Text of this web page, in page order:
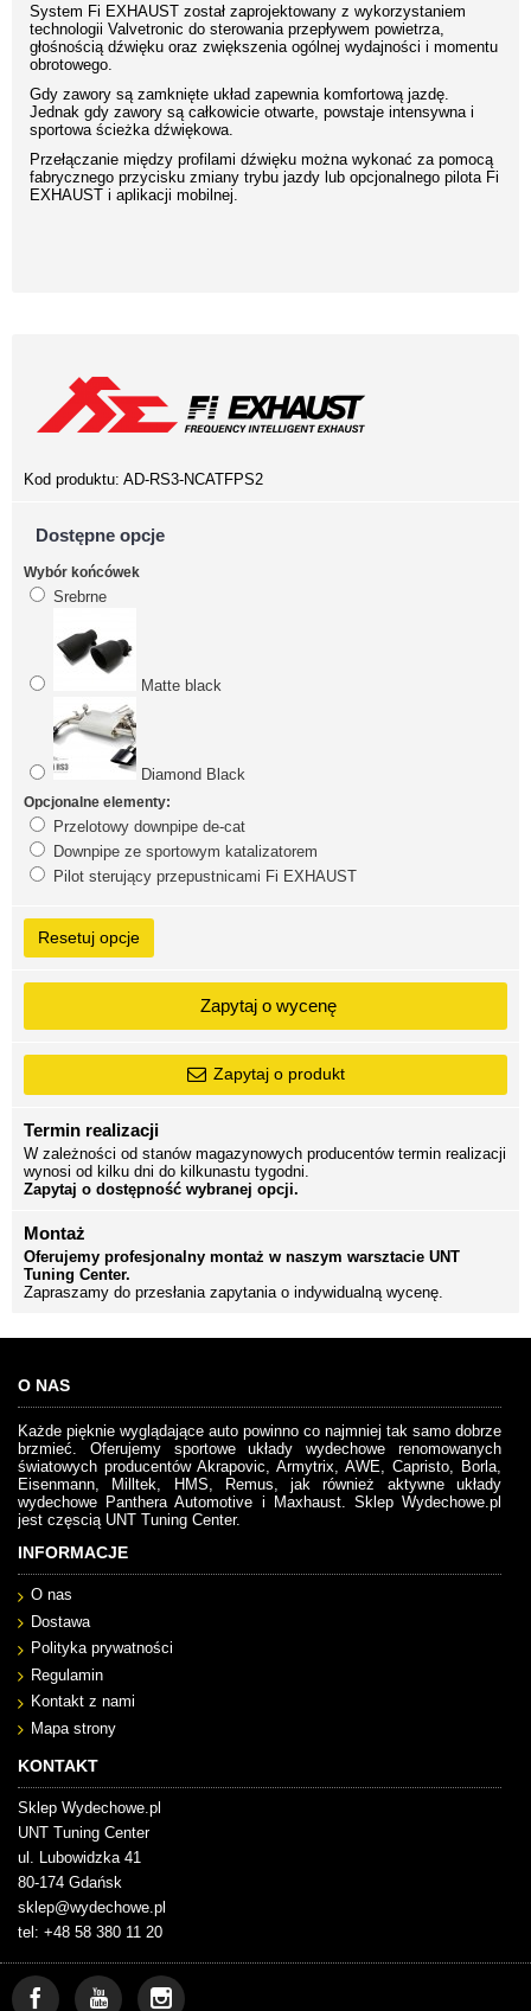
System Fi EXHAUST został zaprojektowany z wykorzystaniem
technologii Valvetronic do sterowania przepływem powietrza,
głośnością dźwięku oraz zwiększenia ogólnej wydajności i momentu
obrotowego.
Gdy zawory są zamknięte układ zapewnia komfortową jazdę.
Jednak gdy zawory są całkowicie otwarte, powstaje intensywna i
sportowa ścieżka dźwiękowa.
Przełączanie między profilami dźwięku można wykonać za pomocą
fabrycznego przycisku zmiany trybu jazdy lub opcjonalnego pilota Fi
EXHAUST i aplikacji mobilnej.
Kod produktu: AD-RS3-NCATFPS2
Dostępne opcje
Wybór końcówek
Srebrne
Matte black
Diamond Black
Opcjonalne elementy:
Przelotowy downpipe de-cat
Downpipe ze sportowym katalizatorem
Pilot sterujący przepustnicami Fi EXHAUST
Resetuj opcje
Zapytaj o wycenę
Zapytaj o produkt
Termin realizacji
W zależności od stanów magazynowych producentów termin realizacji
wynosi od kilku dni do kilkunastu tygodni.
Zapytaj o dostępność wybranej opcji.
Montaż
Oferujemy profesjonalny montaż w naszym warsztacie UNT
Tuning Center.
Zapraszamy do przesłania zapytania o indywidualną wycenę.
O NAS
Każde pięknie wyglądające auto powinno co najmniej tak samo dobrze
brzmieć. Oferujemy sportowe układy wydechowe renomowanych
światowych producentów Akrapovic, Armytrix, AWE, Capristo, Borla,
Eisenmann, Milltek, HMS, Remus, jak również aktywne układy
wydechowe Panthera Automotive i Maxhaust. Sklep Wydechowe.pl
jest częscią UNT Tuning Center.
INFORMACJE
O nas
Dostawa
Polityka prywatności
Regulamin
Kontakt z nami
Mapa strony
KONTAKT
Sklep Wydechowe.pl
UNT Tuning Center
ul. Lubowidzka 41
80-174 Gdańsk
sklep@wydechowe.pl
tel: +48 58 380 11 20